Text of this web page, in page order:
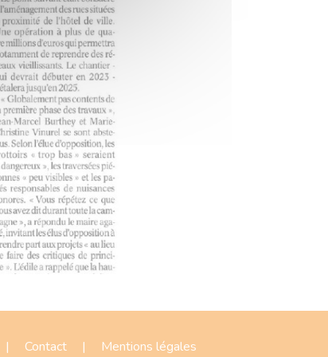
| Contact | Mentions légales